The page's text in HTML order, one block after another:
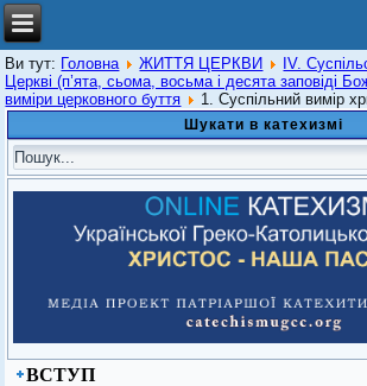
Ви тут: Головна ЖИТТЯ ЦЕРКВИ
IV.
Церкві (п’ята, сьома, восьма і десята заповіді
виміри церковного буття
1. Суспільний вимір
Шукати в катехизмі
ВСТУП